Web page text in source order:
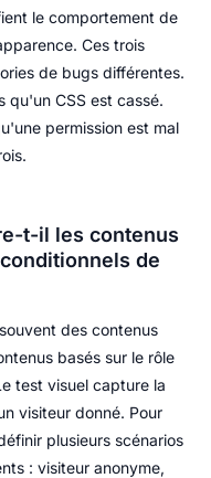
le comportement de
Ces trois
de bugs différentes.
qu'un CSS est cassé.
permission est mal
t-il les contenus
de
des contenus
basés sur le rôle
test visuel capture la
visiteur donné. Pour
plusieurs scénarios
: visiteur anonyme,